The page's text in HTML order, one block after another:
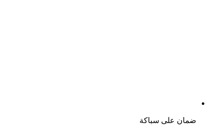
ضمان على سباكة